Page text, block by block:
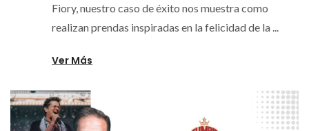
Fiory, nuestro caso de éxito nos muestra como
realizan prendas inspiradas en la felicidad de la ...
Ver Más